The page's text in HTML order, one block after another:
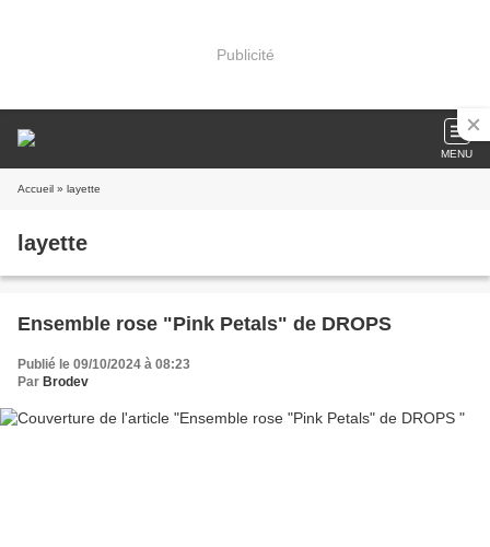
Publicité
MENU
Accueil » layette
layette
Ensemble rose "Pink Petals" de DROPS
Publié le 09/10/2024 à 08:23
Par Brodev